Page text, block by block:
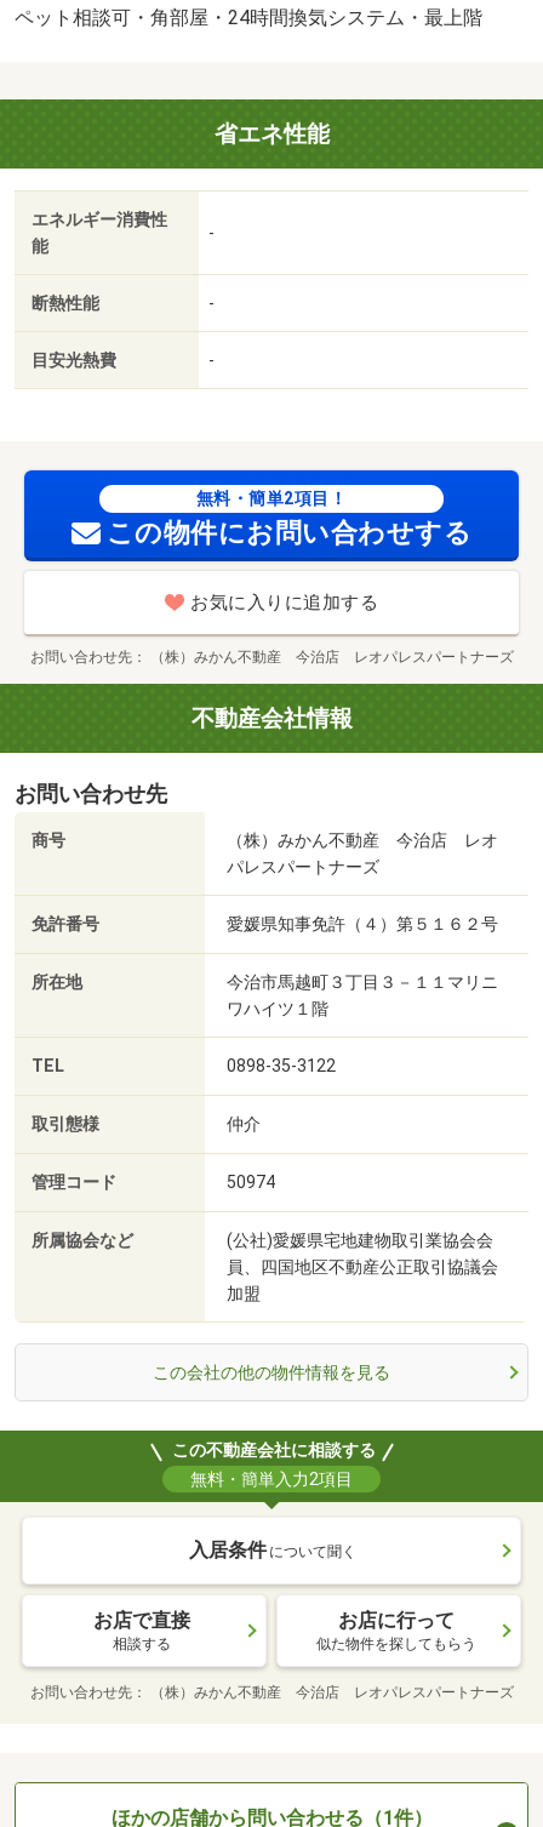
限定キャンペーン）プロ作業員によるお引越しです。※距
維持費等：２４時間サポート費（月額）１，９８０円／
ペット相談可・角部屋・24時間換気システム・最上階
省エネ性能
エネルギー消費性
能
-
断熱性能 -
目安光熱費 -
無料・簡単2項目！
この物件にお問い合わせする
お気に入りに追加する
お問い合わせ先 （株）みかん不動産 今治店 レオパレスパートナーズ
不動産会社情報
お問い合わせ先
商号
（株）みかん不動産 今治店 レオ
パレスパートナーズ
免許番号 愛媛県知事免許（４）第５１６２号
所在地
今治市馬越町３丁目３－１１マリニ
ワハイツ１階
TEL 0898-35-3122
取引態様 仲介
管理コード 50974
所属協会など
(公社)愛媛県宅地建物取引業協会会
員、四国地区不動産公正取引協議会
加盟
この会社の他の物件情報を見る
この不動産会社に相談する
無料・簡単入力2項目
入居条件 について聞く
お店で直接
相談する
お店に行って
似た物件を探してもらう
お問い合わせ先 （株）みかん不動産 今治店 レオパレスパートナーズ
ほかの店舗から問い合わせる（1件）